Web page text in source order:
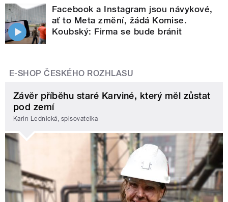
Facebook a Instagram jsou návykové,
ať to Meta změní, žádá Komise.
Koubský: Firma se bude bránit
E-SHOP ČESKÉHO ROZHLASU
Závěr příběhu staré Karviné, který měl zůstat
pod zemí
Karin Lednická, spisovatelka